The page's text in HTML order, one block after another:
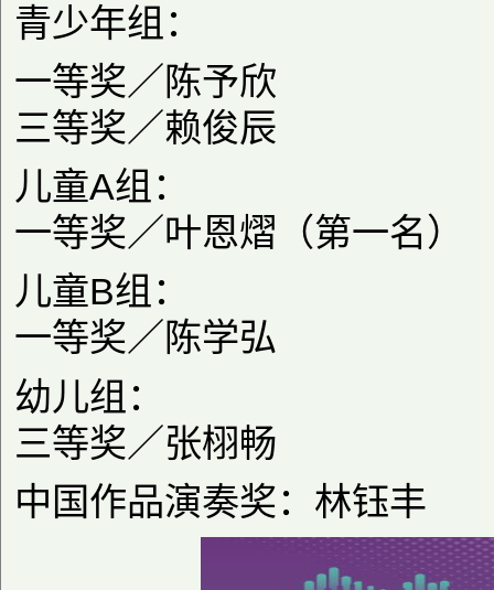
青少年组：
一等奖／陈予欣
三等奖／赖俊辰
儿童A组：
一等奖／叶恩熠（第一名）
儿童B组：
一等奖／陈学弘
幼儿组：
三等奖／张栩畅
中国作品演奏奖：林钰丰